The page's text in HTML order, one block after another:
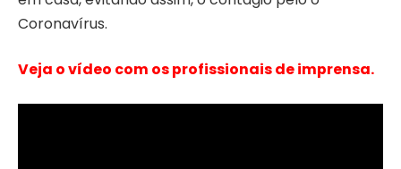
Coronavírus.
Veja o vídeo com os profissionais de imprensa.